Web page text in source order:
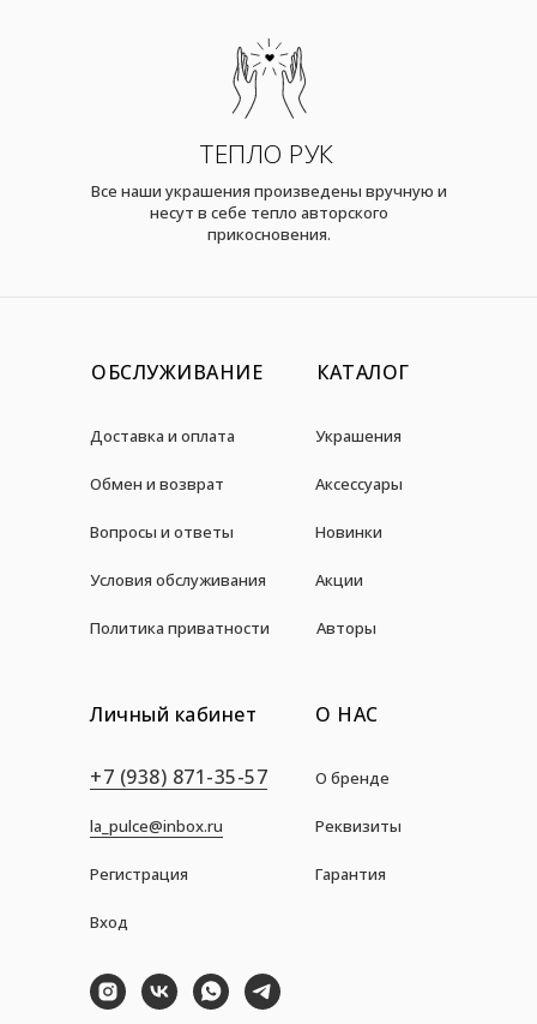
ТЕПЛО РУК
Все наши украшения произведены вручную и
несут в себе тепло авторского
прикосновения.
ОБСЛУЖИВАНИЕ
Доставка и оплата
Обмен и возврат
Вопросы и ответы
КАТАЛОГ
Украшения
Аксессуары
Новинки
Акции
Условия обслуживания
Политика приватности
О НАС
О бренде
Авторы
Личный кабинет
Вход
+7 (938) 871-35-57
la_pulce@inbox.ru Реквизиты
Гарантия
Регистрация